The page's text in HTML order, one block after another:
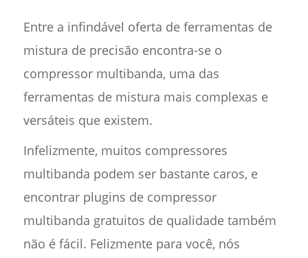
Entre a infindável oferta de ferramentas de
mistura de precisão encontra-se o
compressor multibanda, uma das
ferramentas de mistura mais complexas e
versáteis que existem.
Infelizmente, muitos compressores
multibanda podem ser bastante caros, e
encontrar plugins de compressor
multibanda gratuitos de qualidade também
não é fácil. Felizmente para você, nós